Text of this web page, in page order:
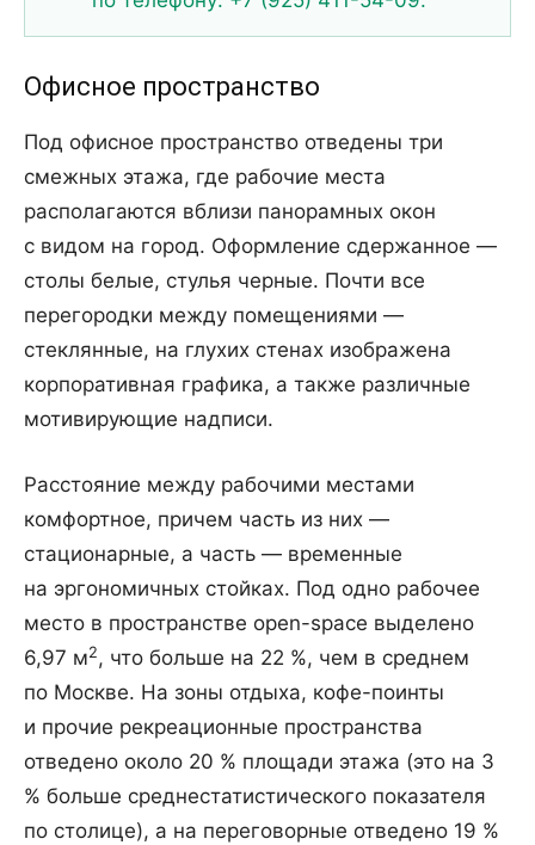
Офисное пространство
Под офисное пространство отведены три
смежных этажа, где рабочие места
располагаются вблизи панорамных окон
с видом на город. Оформление сдержанное —
столы белые, стулья черные. Почти все
перегородки между помещениями —
стеклянные, на глухих стенах изображена
корпоративная графика, а также различные
мотивирующие надписи.
Расстояние между рабочими местами
комфортное, причем часть из них —
стационарные, а часть — временные
на эргономичных стойках. Под одно рабочее
место в пространстве open-space выделено
6,97 м2, что больше на 22 %, чем в среднем
по Москве. На зоны отдыха, кофе-поинты
и прочие рекреационные пространства
отведено около 20 % площади этажа (это на 3
% больше среднестатистического показателя
по столице), а на переговорные отведено 19 %